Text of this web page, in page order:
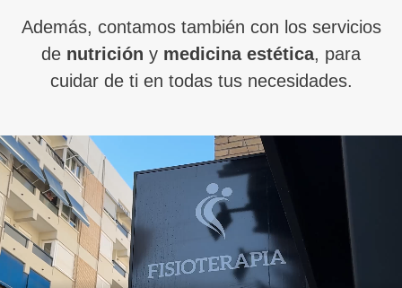
Además, contamos también con los servicios
de nutrición y medicina estética, para
cuidar de ti en todas tus necesidades.